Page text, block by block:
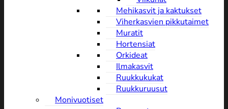
Mehikasvit ja kaktukset
Viherkasvien pikkutaimet
Muratit
Hortensiat
Orkideat
Ilmakasvit
Ruukkukukat
Ruukkuruusut
Monivuotiset